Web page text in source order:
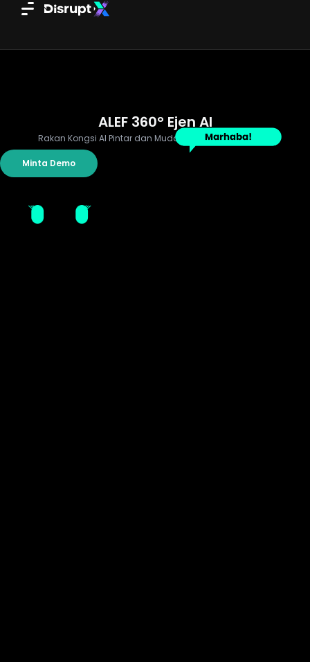
ALEF 360° Ejen AI
Rakan Kongsi AI Pintar dan Mudah Anda
Minta Demo